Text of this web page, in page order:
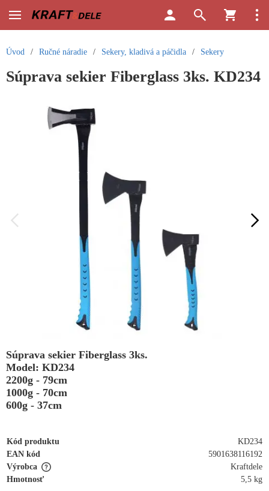
Úvod / Ručné náradie / Sekery, kladivá a páčidla / Sekery
Súprava sekier Fiberglass 3ks. KD234
Súprava sekier Fiberglass 3ks.
Model: KD234
2200g - 79cm
1000g - 70cm
600g - 37cm
Kód produktu
KD234
EAN kód
5901638116192
Výrobca
Kraftdele
Hmotnosť
5,5 kg